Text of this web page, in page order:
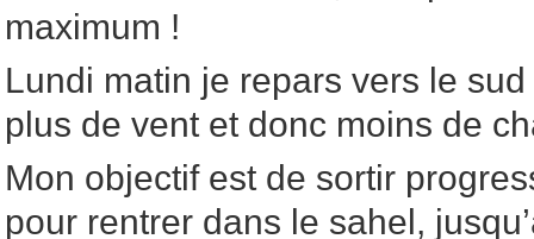
maximum !
Lundi matin je repars vers le
plus de vent et donc moins de
Mon objectif est de sortir
pour rentrer dans le sahel,